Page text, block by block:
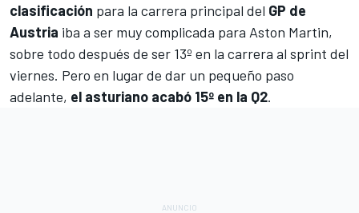
clasificación para la carrera principal del GP de
Austria iba a ser muy complicada para Aston Martin,
sobre todo después de ser 13º en la carrera al sprint del
viernes. Pero en lugar de dar un pequeño paso
adelante, el asturiano acabó 15º en la Q2.